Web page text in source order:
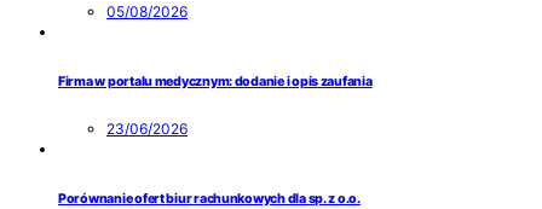
05/08/2026
Firma w portalu medycznym: dodanie i opis zaufania
23/06/2026
Porównanie ofert biur rachunkowych dla sp. z o.o.